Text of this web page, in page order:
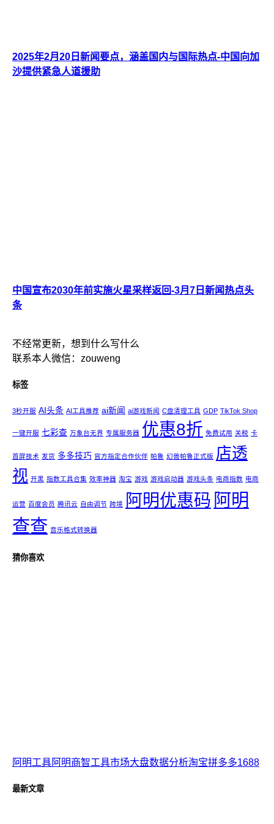
2025年2月20日新闻要点，涵盖国内与国际热点-中国向加
沙提供紧急人道援助
中国宣布2030年前实施火星采样返回-3月7日新闻热点头
条
不经常更新，想到什么写什么
联系本人微信：zouweng
标签
3秒开服 AI头条 AI工具推荐 ai新闻 ai游戏新闻 C盘清理工具 GDP TikTok Shop
一键开服 七彩查 万象台无界 专属服务器 优惠8折 免费试用 关税 卡
首屏技术 发货 多多技巧 官方指定合作伙伴 帕鲁 幻兽帕鲁正式版 店透
视 开黑 指数工具合集 效率神器 淘宝 游戏 游戏启动器 游戏头条 电商指数 电商
运营 百度会员 腾讯云 自由调节 跨境 阿明优惠码 阿明
查查 音乐格式转换器
猜你喜欢
阿明工具阿明商智工具市场大盘数据分析淘宝拼多多1688
最新文章